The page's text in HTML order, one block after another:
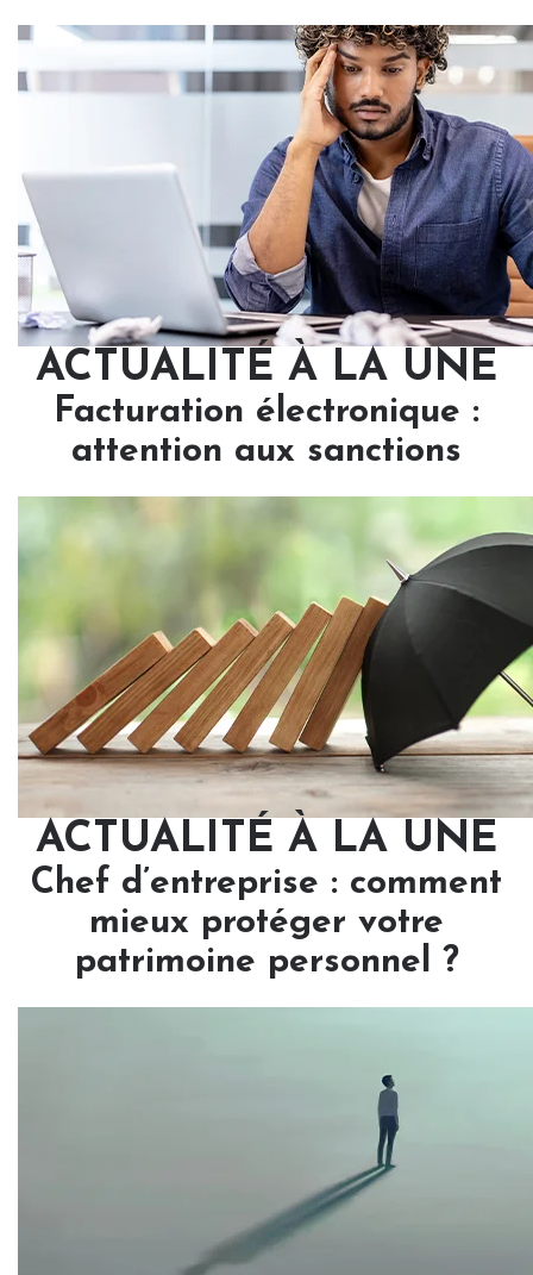
ACTUALITÉ À LA UNE
Facturation électronique :
attention aux sanctions
ACTUALITÉ À LA UNE
Chef d’entreprise : comment
mieux protéger votre
patrimoine personnel ?